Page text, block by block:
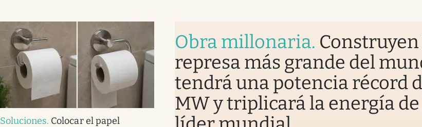
Soluciones. Colocar el papel
Obra millonaria. Construyen
represa más grande del
tendrá una potencia récord
MW y triplicará la energía